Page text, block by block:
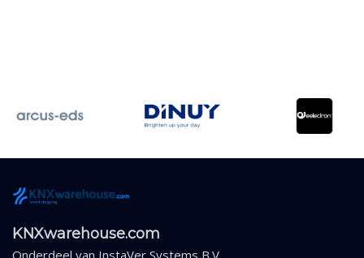
KNXwarehouse.com
Onderdeel van InstaVer Systems B.V.